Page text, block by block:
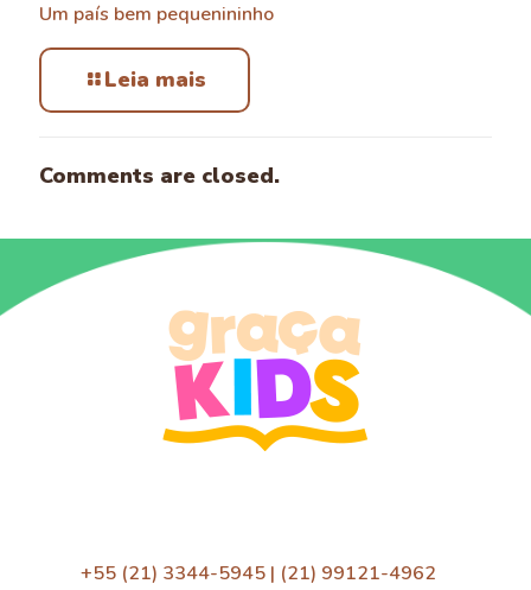
Um país bem pequenininho
Leia mais
Comments are closed.
+55 (21) 3344-5945 | (21) 99121-4962